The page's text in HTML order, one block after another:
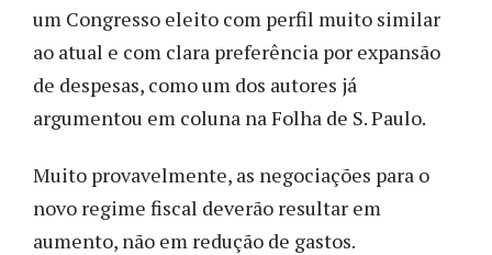
um Congresso eleito com perfil muito similar
ao atual e com clara preferência por expansão
de despesas, como um dos autores já
argumentou em coluna na Folha de S. Paulo.
Muito provavelmente, as negociações para o
novo regime fiscal deverão resultar em
aumento, não em redução de gastos.